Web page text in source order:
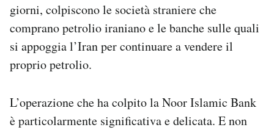
giorni, colpiscono le società straniere che
comprano petrolio iraniano e le banche sulle quali
si appoggia l’Iran per continuare a vendere il
proprio petrolio.
L’operazione che ha colpito la Noor Islamic Bank
è particolarmente significativa e delicata. E non